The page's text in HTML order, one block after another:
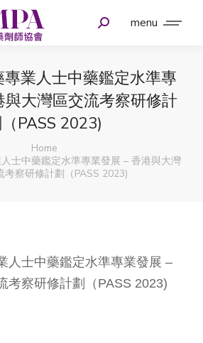
menu
業人士中藥鑑定水準專
與大灣區交流考察研修計
PASS 2023)
Home
士中藥鑑定水準專業發展 – 香港與大灣
考察研修計劃（PASS 2023)
人士中藥鑑定水準專業發展 –
考察研修計劃（PASS 2023)